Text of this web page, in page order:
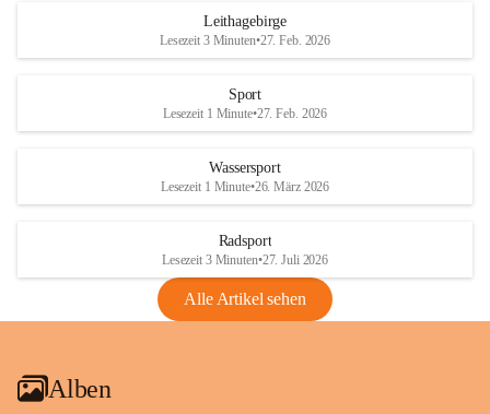
Maßnahmen zur Bekämpfung
Rebe und der Amerikanischen
Anhang VBl. EU Nr. 18
1 Seite•1,4 MB
VBl. EU Nr. 18_2026
Leithagebirge
Lesezeit 3 Minuten•27. Feb. 2026
Sport
Lesezeit 1 Minute•27. Feb. 2026
Wassersport
Lesezeit 1 Minute•26. März 2026
Radsport
Lesezeit 3 Minuten•27. Juli 2026
Alle Artikel sehen
Alben